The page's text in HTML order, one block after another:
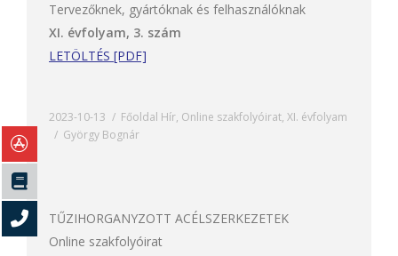
Tervezőknek, gyártóknak és felhasználóknak
XI. évfolyam, 3. szám
LETÖLTÉS [PDF]
2023-10-13 Főoldal Hír, Online szakfolyóirat, XI. évfolyam
György Bognár
TŰZIHORGANYZOTT ACÉLSZERKEZETEK
Online szakfolyóirat